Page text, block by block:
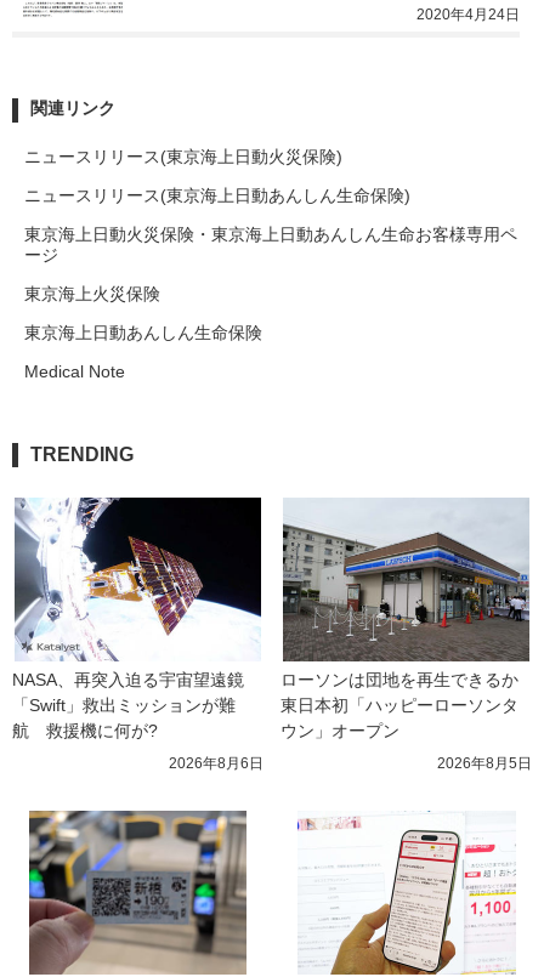
2020年4月24日
関連リンク
ニュースリリース(東京海上日動火災保険)
ニュースリリース(東京海上日動あんしん生命保険)
東京海上日動火災保険・東京海上日動あんしん生命お客様専用ペ
ージ
東京海上火災保険
東京海上日動あんしん生命保険
Medical Note
TRENDING
NASA、再突入迫る宇宙望遠鏡
「Swift」救出ミッションが難
航　救援機に何が?
2026年8月6日
ローソンは団地を再生できるか
東日本初「ハッピーローソンタ
ウン」オープン
2026年8月5日